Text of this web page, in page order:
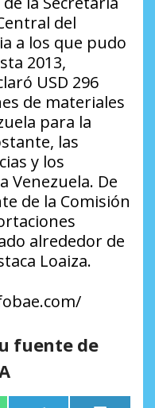
del
a los que pudo
2013,
USD 296
de materiales
para la
las
y los
Venezuela. De
de la Comisión
alrededor de
Loaiza.
fuente de